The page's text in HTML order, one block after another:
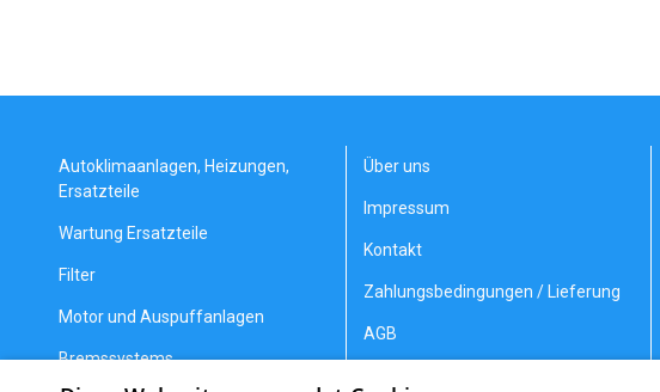
Autoklimaanlagen, Heizungen,
Ersatzteile
Wartung Ersatzteile
Filter
Motor und Auspuffanlagen
Bremssystems
Über uns
Impressum
Kontakt
Zahlungsbedingungen / Lieferung
AGB